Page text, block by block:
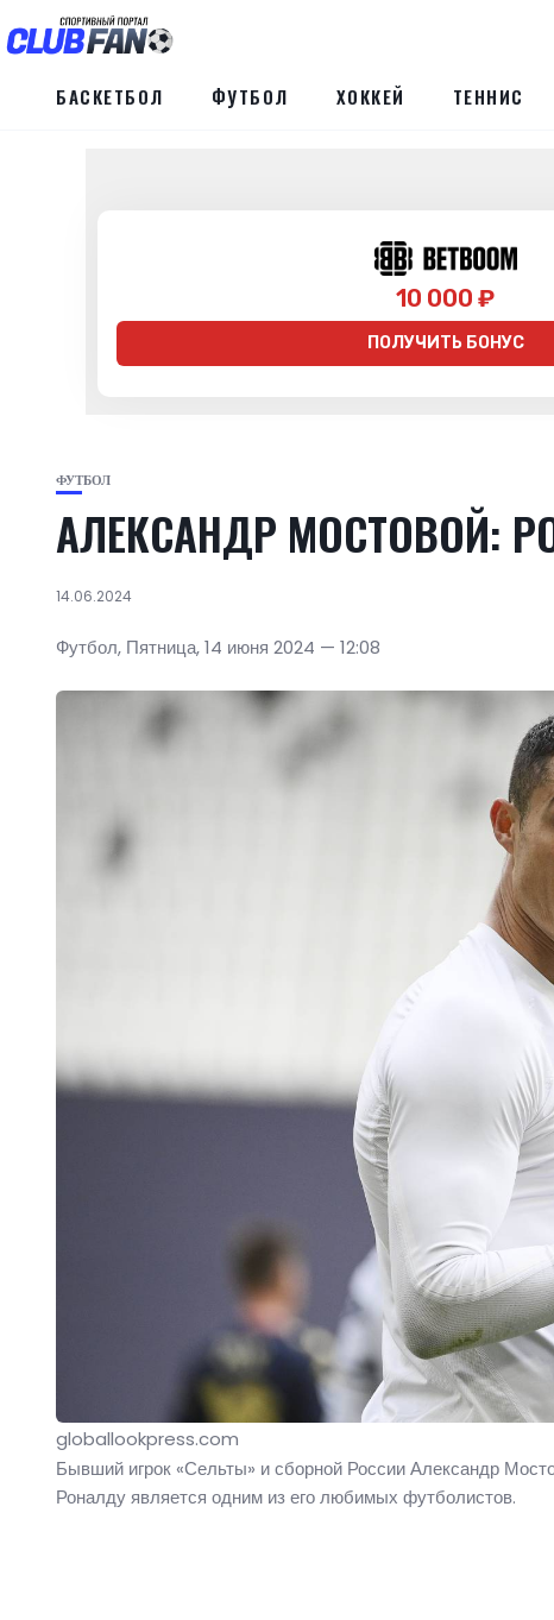
БАСКЕТБОЛ ФУТБОЛ ХОККЕЙ ТЕННИС
10 000 ₽
ПОЛУЧИТЬ БОНУС
ФУТБОЛ
АЛЕКСАНДР МОСТОВОЙ:
14.06.2024
Футбол, Пятница, 14 июня 2024 — 12:08
globallookpress.com
Бывший игрок «Сельты» и сборной России Александр
Роналду является одним из его любимых футболистов.